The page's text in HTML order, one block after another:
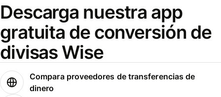
Descarga nuestra app
gratuita de conversión de
divisas Wise
Compara proveedores de transferencias de
dinero